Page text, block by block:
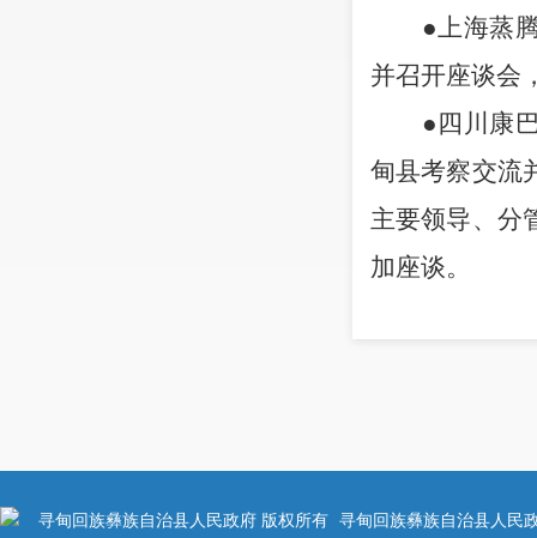
●上海蒸
并召开座谈会
●四川康
甸县考察交流
主要领导、分
加座谈。
● 市政务
寻甸回族彝族自治县人民政府 版权所有 寻甸回族彝族自治县人民